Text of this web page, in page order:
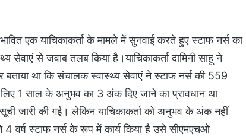
एक याचिकाकर्ता के मामले में सुनवाई करते हुए स्टाफ नर्स का
से जवाब तलब किया है।याचिकाकर्ता दामिनी साहू ने
था कि संचालक स्वास्थ्य सेवाएं ने स्टाफ नर्स की 559
1 साल के अनुभव का 3 अंक दिए जाने का प्रावधान था
सूची जारी की गई। लेकिन याचिकाकर्ता को अनुभव के अंक नहीं
4 वर्ष स्टाफ नर्स के रूप में कार्य किया है उसे सीएमएचओ